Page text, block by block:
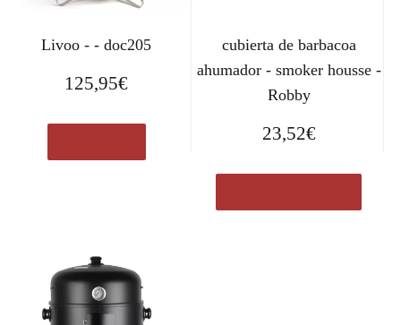
Livoo - - doc205
125,95€
cubierta de barbacoa
ahumador - smoker housse -
Robby
23,52€